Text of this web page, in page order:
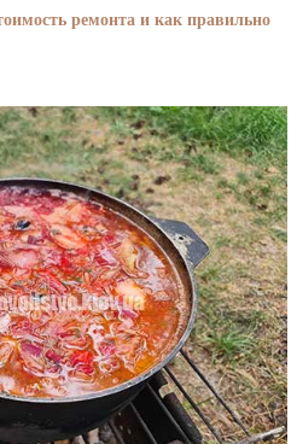
ремонта и как правильно